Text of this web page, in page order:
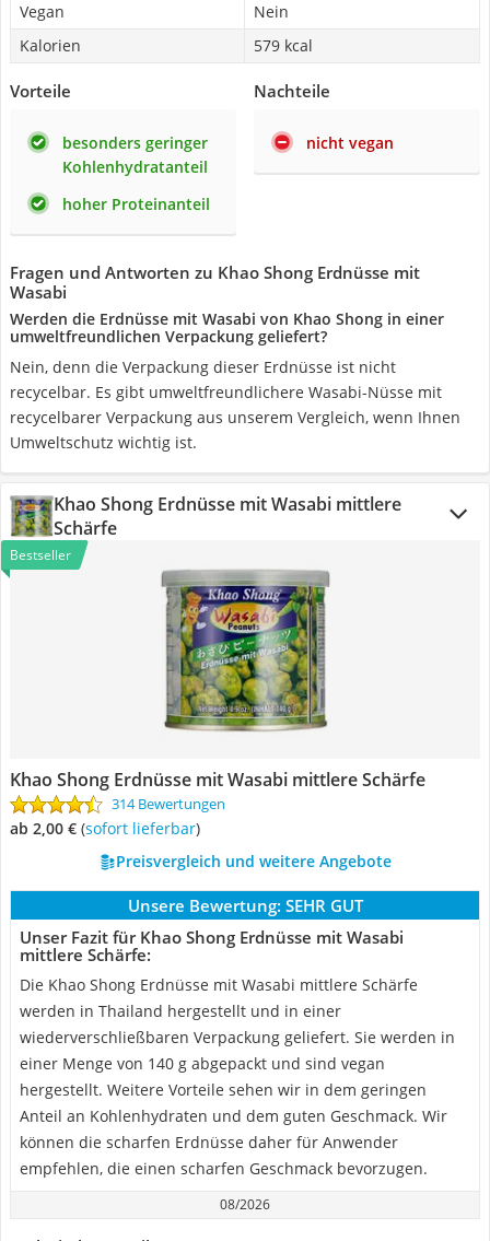
Vegan
Nein
Kalorien
579 kcal
Vorteile
besonders geringer
Kohlenhydratanteil
hoher Proteinanteil
Nachteile
nicht vegan
Fragen und Antworten zu Khao Shong Erdnüsse mit
Wasabi
Werden die Erdnüsse mit Wasabi von Khao Shong in einer
umweltfreundlichen Verpackung geliefert?
Nein, denn die Verpackung dieser Erdnüsse ist nicht
recycelbar. Es gibt umweltfreundlichere Wasabi-Nüsse mit
recycelbarer Verpackung aus unserem Vergleich, wenn Ihnen
Umweltschutz wichtig ist.
Khao Shong Erdnüsse mit Wasabi mittlere
Schärfe
Bestseller
Khao Shong Erdnüsse mit Wasabi mittlere Schärfe
314 Bewertungen
ab 2,00 € ( Sofort lieferbar)
Preisvergleich und weitere Angebote
Unsere Bewertung: SEHR GUT
Unser Fazit für Khao Shong Erdnüsse mit Wasabi
mittlere Schärfe:
Die Khao Shong Erdnüsse mit Wasabi mittlere Schärfe
werden in Thailand hergestellt und in einer
wiederverschließbaren Verpackung geliefert. Sie werden in
einer Menge von 140 g abgepackt und sind vegan
hergestellt. Weitere Vorteile sehen wir in dem geringen
Anteil an Kohlenhydraten und dem guten Geschmack. Wir
können die scharfen Erdnüsse daher für Anwender
empfehlen, die einen scharfen Geschmack bevorzugen.
08/2026